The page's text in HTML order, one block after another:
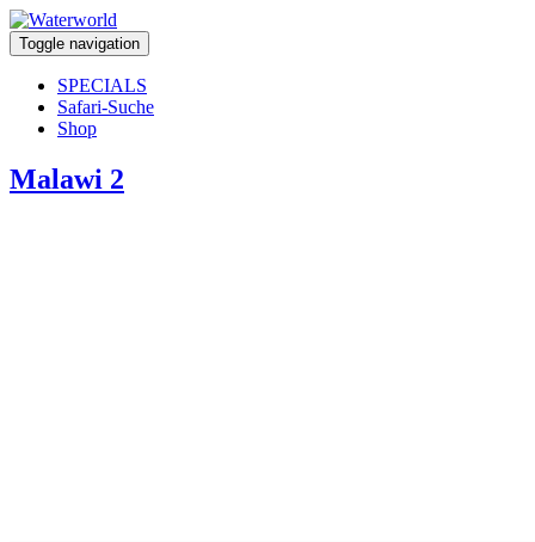
Toggle navigation
SPECIALS
Safari-Suche
Shop
Malawi 2